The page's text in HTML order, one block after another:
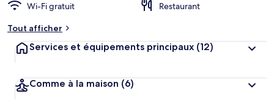
Wi-Fi gratuit
Restaurant
Tout afficher
Services et équipements principaux (12)
Comme à la maison (6)